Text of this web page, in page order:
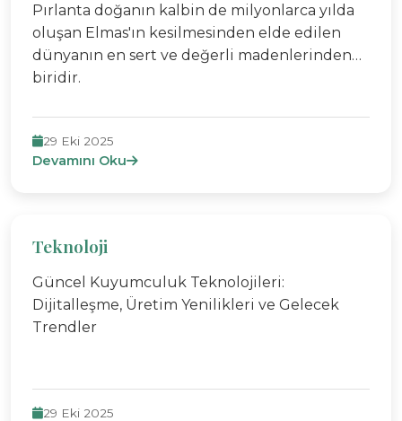
Pırlanta doğanın kalbin de milyonlarca yılda
oluşan Elmas'ın kesilmesinden elde edilen
dünyanın en sert ve değerli madenlerinden
biridir.
29 Eki 2025
Devamını Oku
Teknoloji
Güncel Kuyumculuk Teknolojileri:
Dijitalleşme, Üretim Yenilikleri ve Gelecek
Trendler
29 Eki 2025